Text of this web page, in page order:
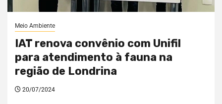
Meio Ambiente
IAT renova convênio com Unifil
para atendimento à fauna na
região de Londrina
20/07/2024